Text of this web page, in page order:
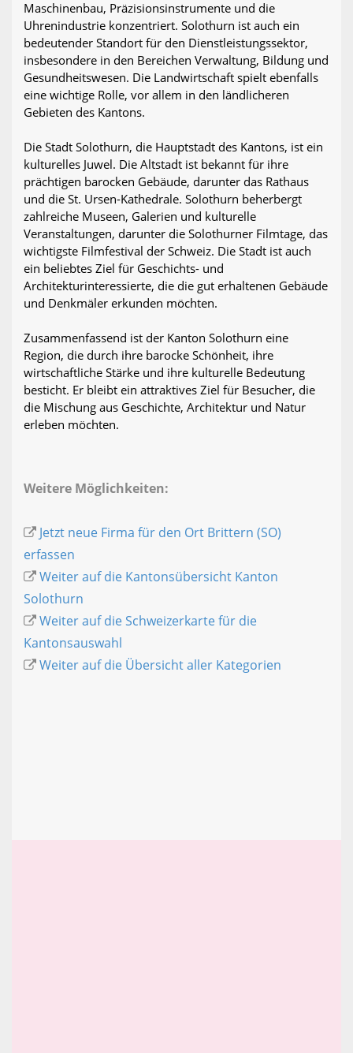
Maschinenbau, Präzisionsinstrumente und die
Uhrenindustrie konzentriert. Solothurn ist auch ein
bedeutender Standort für den Dienstleistungssektor,
insbesondere in den Bereichen Verwaltung, Bildung und
Gesundheitswesen. Die Landwirtschaft spielt ebenfalls
eine wichtige Rolle, vor allem in den ländlicheren
Gebieten des Kantons.
Die Stadt Solothurn, die Hauptstadt des Kantons, ist ein
kulturelles Juwel. Die Altstadt ist bekannt für ihre
prächtigen barocken Gebäude, darunter das Rathaus
und die St. Ursen-Kathedrale. Solothurn beherbergt
zahlreiche Museen, Galerien und kulturelle
Veranstaltungen, darunter die Solothurner Filmtage, das
wichtigste Filmfestival der Schweiz. Die Stadt ist auch
ein beliebtes Ziel für Geschichts- und
Architekturinteressierte, die die gut erhaltenen Gebäude
und Denkmäler erkunden möchten.
Zusammenfassend ist der Kanton Solothurn eine
Region, die durch ihre barocke Schönheit, ihre
wirtschaftliche Stärke und ihre kulturelle Bedeutung
besticht. Er bleibt ein attraktives Ziel für Besucher, die
die Mischung aus Geschichte, Architektur und Natur
erleben möchten.
Weitere Möglichkeiten:
Jetzt neue Firma für den Ort Brittern (SO)
erfassen
Weiter auf die Kantonsübersicht Kanton
Solothurn
Weiter auf die Schweizerkarte für die
Kantonsauswahl
Weiter auf die Übersicht aller Kategorien